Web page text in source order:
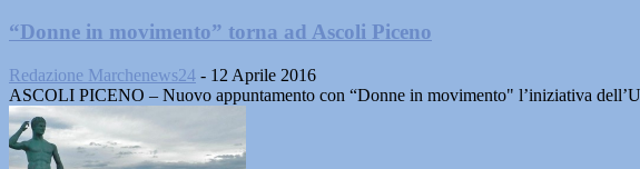
“Donne in movimento” torna ad Ascoli Piceno
Redazione Marchenews24 - 12 Aprile 2016
ASCOLI PICENO – Nuovo appuntamento con “Donne in movimento" l’iniziativa